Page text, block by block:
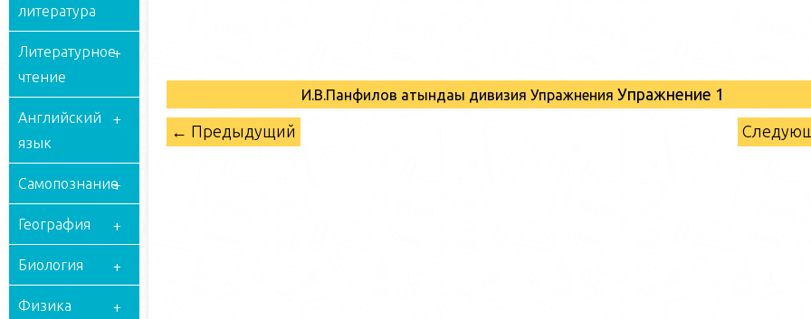
литература
Литературное
чтение
Английский
язык
Самопознание
География
Биология
Физика
И.В.Панфилов атындағы дивизия Упражнения Упражнение 1
← Предыдущий